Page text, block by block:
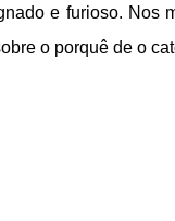
e furioso. Nos
o porquê de o